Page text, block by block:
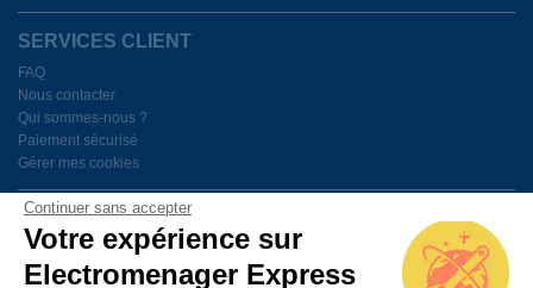
Continuer sans accepter
Votre expérience sur
Electromenager Express
SERVICES CLIENT
FAQ
Nous contacter
Qui sommes-nous ?
Paiement sécurisé
Gérer mes cookies
BESOIN D'AIDE ?